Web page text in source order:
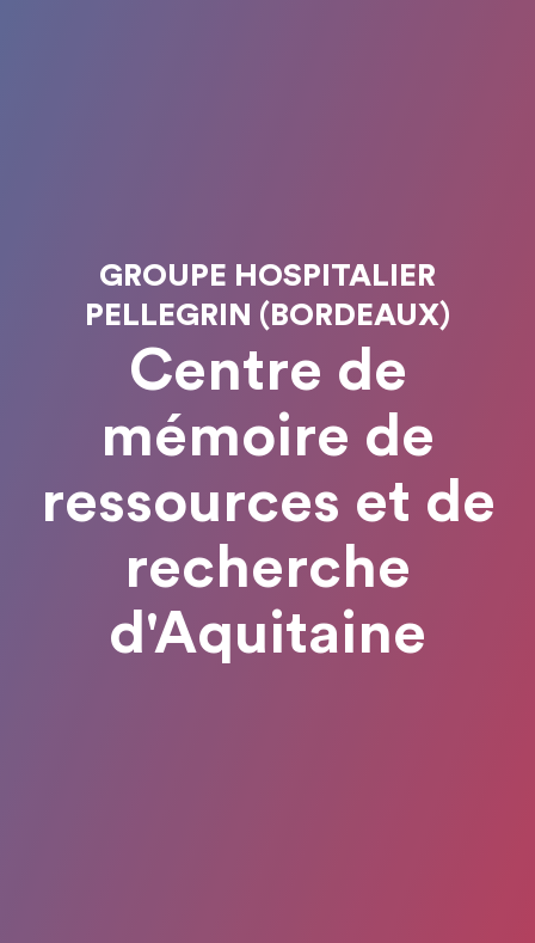
GROUPE HOSPITALIER
PELLEGRIN (BORDEAUX)
Centre de
mémoire de
ressources et de
recherche
d'Aquitaine